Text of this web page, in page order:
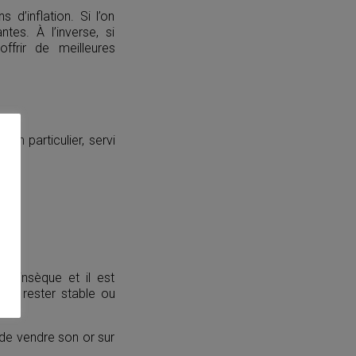
d’inflation. Si l’on
À l’inverse, si
de meilleures
en particulier, servi
et il est
rester stable ou
vendre son or sur